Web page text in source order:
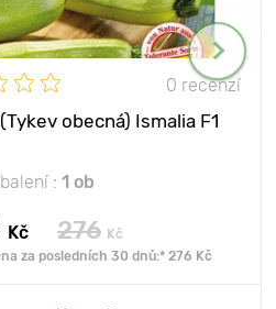
0 recenzí
obecná) Ismalia F1
: 1 ob
Kč 276 Kč
za posledních 30 dnů:* 276 Kč